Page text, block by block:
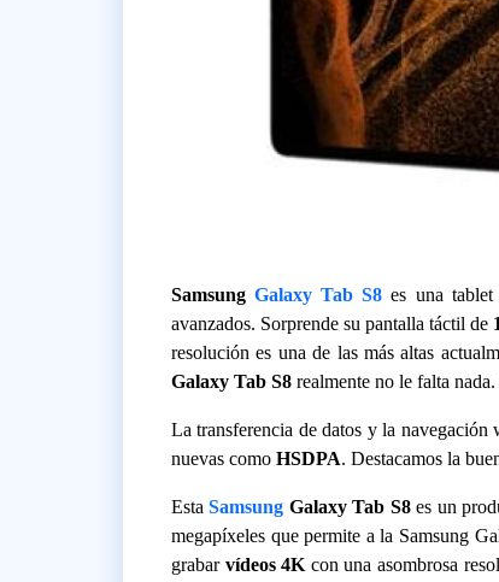
SamsungGalaxy Tab S8 es una
avanzados. Sorprende su pantalla táctil de
resolución es una de las más altas
Galaxy Tab S8 realmente no le falta
La transferencia de datos y la navegación
nuevas como HSDPA. Destacamos la
EstaSamsung Galaxy Tab S8es un
megapíxeles que permite a la Samsung
grabar vídeos 4K con una asombrosa